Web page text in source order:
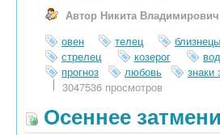
Автор Никита
овен
телец близнецы
стрелец
козерог
прогноз
любовь знаки
3047536 просмотров
Осеннее